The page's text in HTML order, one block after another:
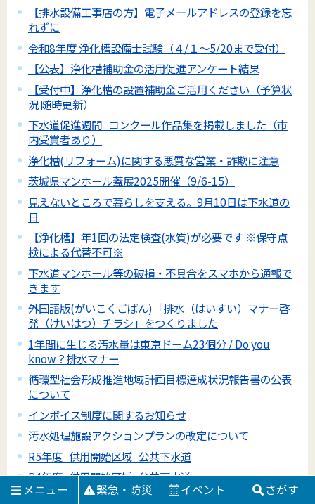
【排水設備工事店の方】電子メールアドレスの登録を忘
れずに
令和8年度 浄化槽設備士試験（４/１～5/20まで受付）
【公表】浄化槽補助金の活用促進アンケート結果
【受付中】浄化槽の設置補助金ご活用ください（予算状
況 随時更新）
下水道促進週間_コンクール作品集を掲載しました（市
内受賞者あり）
浄化槽(リフォーム)に関する悪質な営業・詐欺に注意
茨城県マンホール蓋展2025開催（9/6-15）
見えないところで暮らしを支える。9月10日は下水道の
日
【浄化槽】年1回の法定検査(水質)が必要です ※保守点
検による代替不可※
下水道マンホール等の破損・不具合をスマホから通報で
きます
外国語版(がいこくごばん)「排水（はいすい）マナー啓
発（けいはつ）チラシ」をつくりました
1年間に生じる汚水量は東京ドーム23個分 / Do you
know？排水マナー
循環型社会形成推進地域計画目標達成状況報告書の公表
について
インボイス制度に関するお知らせ
汚水処理施設アクションプランの改定について
R5年度_供用開始区域_公共下水道
R4年度_供用開始区域_公共下水道
井戸水を使用する場合の下水道使用料
メニュー 緊急・防災 イベント さがす